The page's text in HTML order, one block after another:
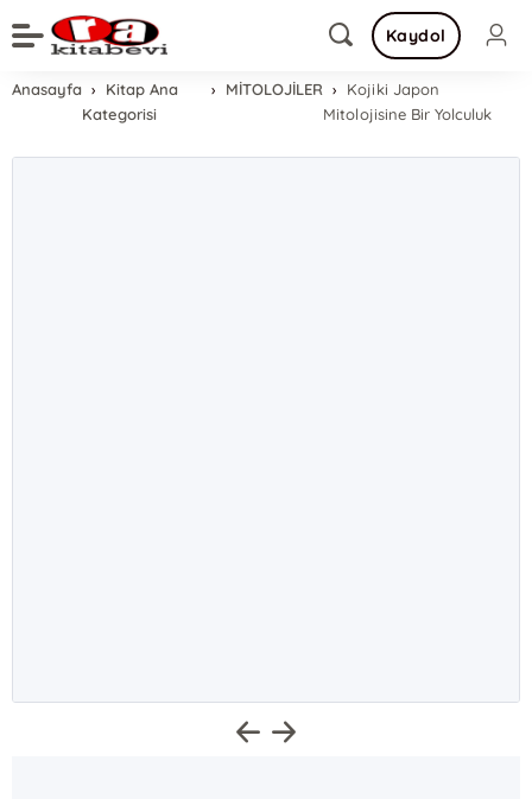
Kaydol
Anasayfa
Kitap Ana
Kategorisi
MİTOLOJİLER
Kojiki Japon
Mitolojisine Bir Yolculuk